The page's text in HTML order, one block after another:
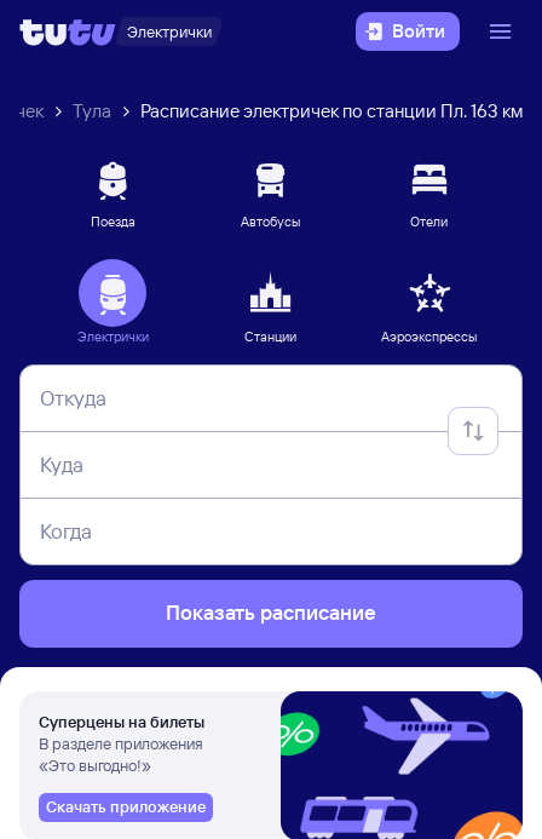
Электрички Войти
Тула Расписание электричек по станции Пл. 163 км
Поезда Автобусы Отели
Электрички Станции Аэроэкспрессы
Откуда
Куда
Когда
Показать расписание
Суперцены на билеты
В разделе приложения
«Это выгодно!»
Скачать приложение